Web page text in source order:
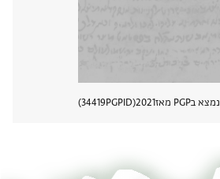
נמצא בPGP מאז 2021
PGPID
34419